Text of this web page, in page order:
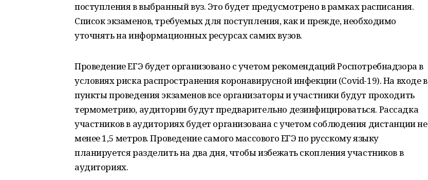
поступления в выбранный вуз. Это будет предусмотрено в рамках расписания.
Список экзаменов, требуемых для поступления, как и прежде, необходимо
уточнять на информационных ресурсах самих вузов.
Проведение ЕГЭ будет организовано с учетом рекомендаций Роспотребнадзора в
условиях риска распространения коронавирусной инфекции (Covid-19). На входе в
пункты проведения экзаменов все организаторы и участники будут проходить
термометрию, аудитории будут предварительно дезинфицироваться. Рассадка
участников в аудиториях будет организована с учетом соблюдения дистанции не
менее 1,5 метров. Проведение самого массового ЕГЭ по русскому языку
планируется разделить на два дня, чтобы избежать скопления участников в
аудиториях.